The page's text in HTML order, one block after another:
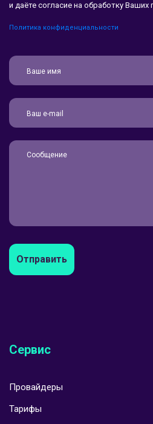
и даёте согласие на обработку
Политика конфиденциальности
Отправить
Сервис
Провайдеры
Тарифы